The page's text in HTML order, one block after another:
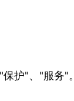
护"、"服务"。